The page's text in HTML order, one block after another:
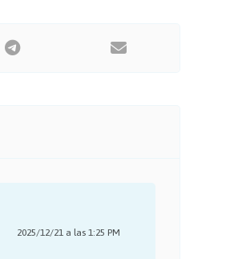
2025/12/21 a las 1:25 PM